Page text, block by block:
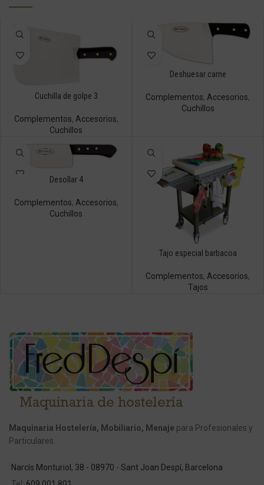
Cuchilla de golpe 3
Complementos, Accesorios,
Cuchillos
Deshuesar carne
Complementos, Accesorios,
Cuchillos
Desollar 4
Complementos, Accesorios,
Cuchillos
Tajo especial barbacoa
Complementos, Accesorios,
Tajos
Maquinaria Hostelería, Mobiliario, Menaje para Profesionales y
Particulares.
Narcís Monturiol, 38 - 08970 - Sant Joan Despí, Barcelona